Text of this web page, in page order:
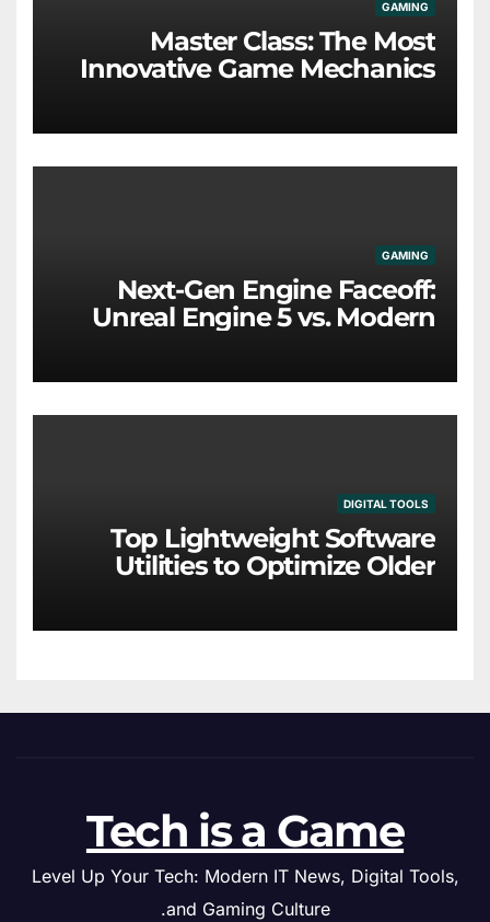
GAMING
Master Class: The Most
Innovative Game Mechanics
GAMING
Next-Gen Engine Faceoff:
Unreal Engine 5 vs. Modern
DIGITAL TOOLS
Top Lightweight Software
Utilities to Optimize Older
Tech is a Game
Level Up Your Tech: Modern IT News, Digital Tools,
and Gaming Culture.